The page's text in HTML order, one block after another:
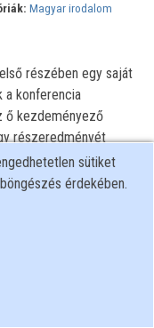
Magyar irodalom
részében egy saját
a konferencia
ő kezdeményező
részeredményét
című bibliai
a bibliai
számára miért
a Cronica anyagába;
kötet szerkezetének
Szigeti Molnár
további markáns
sütiket
érdekében.